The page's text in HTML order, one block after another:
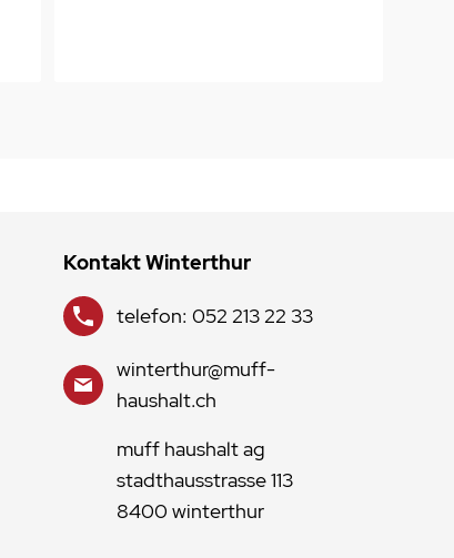
Kontakt Winterthur
telefon: 052 213 22 33
winterthur@muff-
haushalt.ch
muff haushalt ag
stadthausstrasse 113
8400 winterthur